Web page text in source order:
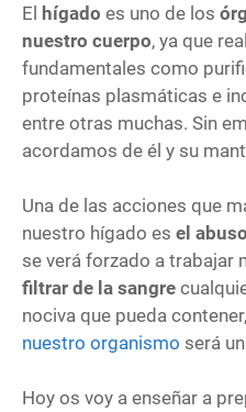
El hígado es uno de los
nuestro cuerpo, ya que
fundamentales como
proteínas plasmáticas e
entre otras muchas. Sin
acordamos de él y su
Una de las acciones que
nuestro hígado es el
se verá forzado a trabajar
filtrar de la sangre
nociva que pueda
nuestro organismo será
Hoy os voy a enseñar a